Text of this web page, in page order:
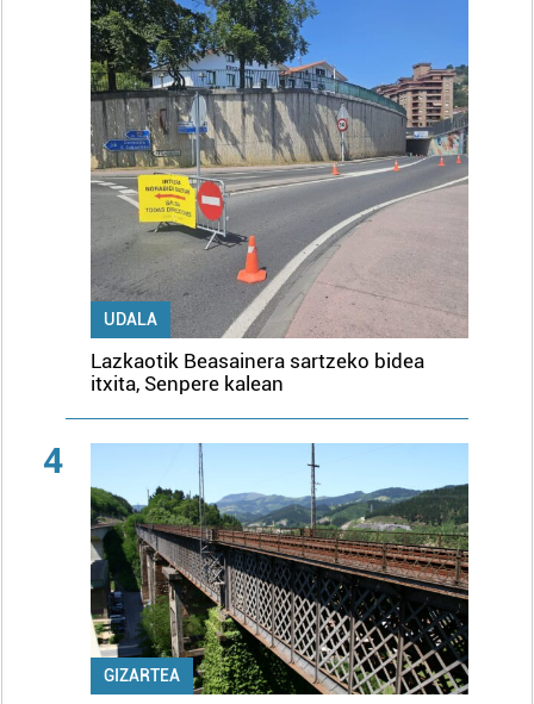
UDALA
Lazkaotik Beasainera sartzeko bidea
itxita, Senpere kalean
4
GIZARTEA